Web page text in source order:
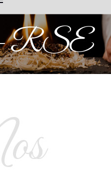
– RSE